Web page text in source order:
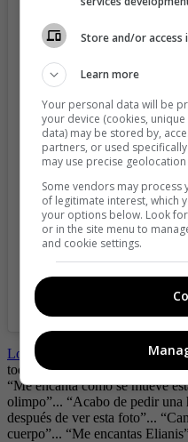
A post shared by
Los movimientos de la actriz
toda clase de comentarios, en
“Me encanta como se mueve
olimpo”... “Acabo de pedir una
después de ver esta foto”...
cuerpo”... “Me encantas
Store and/or
Learn more
Your personal data will be
your device (cookies,
data) may be stored by,
partners, or used
may use precise
Some vendors may
of legitimate interest, which
your options below. Look
or in the site menu to
and cookie settings.